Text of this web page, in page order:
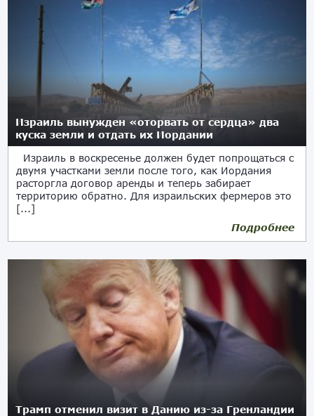
Израиль вынужден «оторвать от сердца» два
куска земли и отдать их Иордании
Израиль в воскресенье должен будет попрощаться с
двумя участками земли после того, как Иордания
расторгла договор аренды и теперь забирает
территорию обратно. Для израильских фермеров это
[...]
Подробнее
Трамп отменил визит в Данию из-за Гренландии